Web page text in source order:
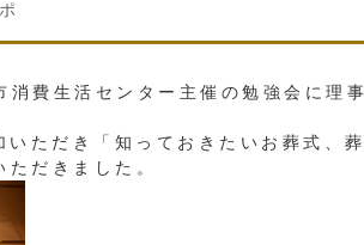
費生活センター主催の勉強会に理
ただき「知っておきたいお葬式、
だきました。